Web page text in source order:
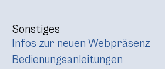
Sonstiges
Infos zur neuen Webpräsenz
Bedienungsanleitungen